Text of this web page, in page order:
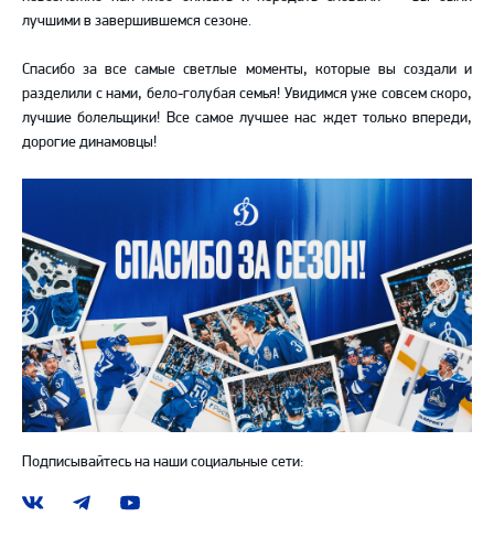
лучшими в завершившемся сезоне.
Спасибо за все самые светлые моменты, которые вы создали и
разделили с нами, бело-голубая семья! Увидимся уже совсем скоро,
лучшие болельщики! Все самое лучшее нас ждет только впереди,
дорогие динамовцы!
Подписывайтесь на наши социальные сети:
Наша
Наш
Наш